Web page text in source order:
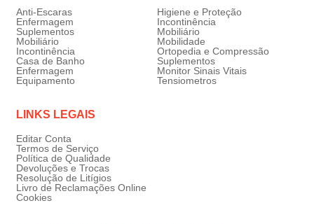
Anti-Escaras
Enfermagem
Suplementos
Mobiliário
Incontinência
Casa de Banho
Enfermagem
Equipamento
Higiene e Proteção
Incontinência
Mobiliário
Mobilidade
Ortopedia e Compressão
Suplementos
Monitor Sinais Vitais
Tensiometros
LINKS LEGAIS
Editar Conta
Termos de Serviço
Política de Qualidade
Devoluções e Trocas
Resolução de Litígios
Livro de Reclamações Online
Cookies